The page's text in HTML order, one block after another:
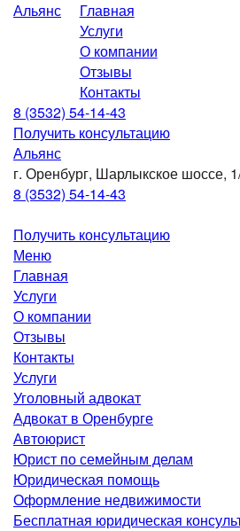
Альянс
Главная
Услуги
О компании
Отзывы
Контакты
8 (3532) 54-14-43
Получить консультацию
Альянс
г. Оренбург, Шарлыкское шоссе,
8 (3532) 54-14-43
Получить консультацию
Меню
Главная
Услуги
О компании
Отзывы
Контакты
Услуги
Уголовный адвокат
Адвокат в Оренбурге
Автоюрист
Юрист по семейным делам
Юридическая помощь
Оформление недвижимости
Бесплатная юридическая